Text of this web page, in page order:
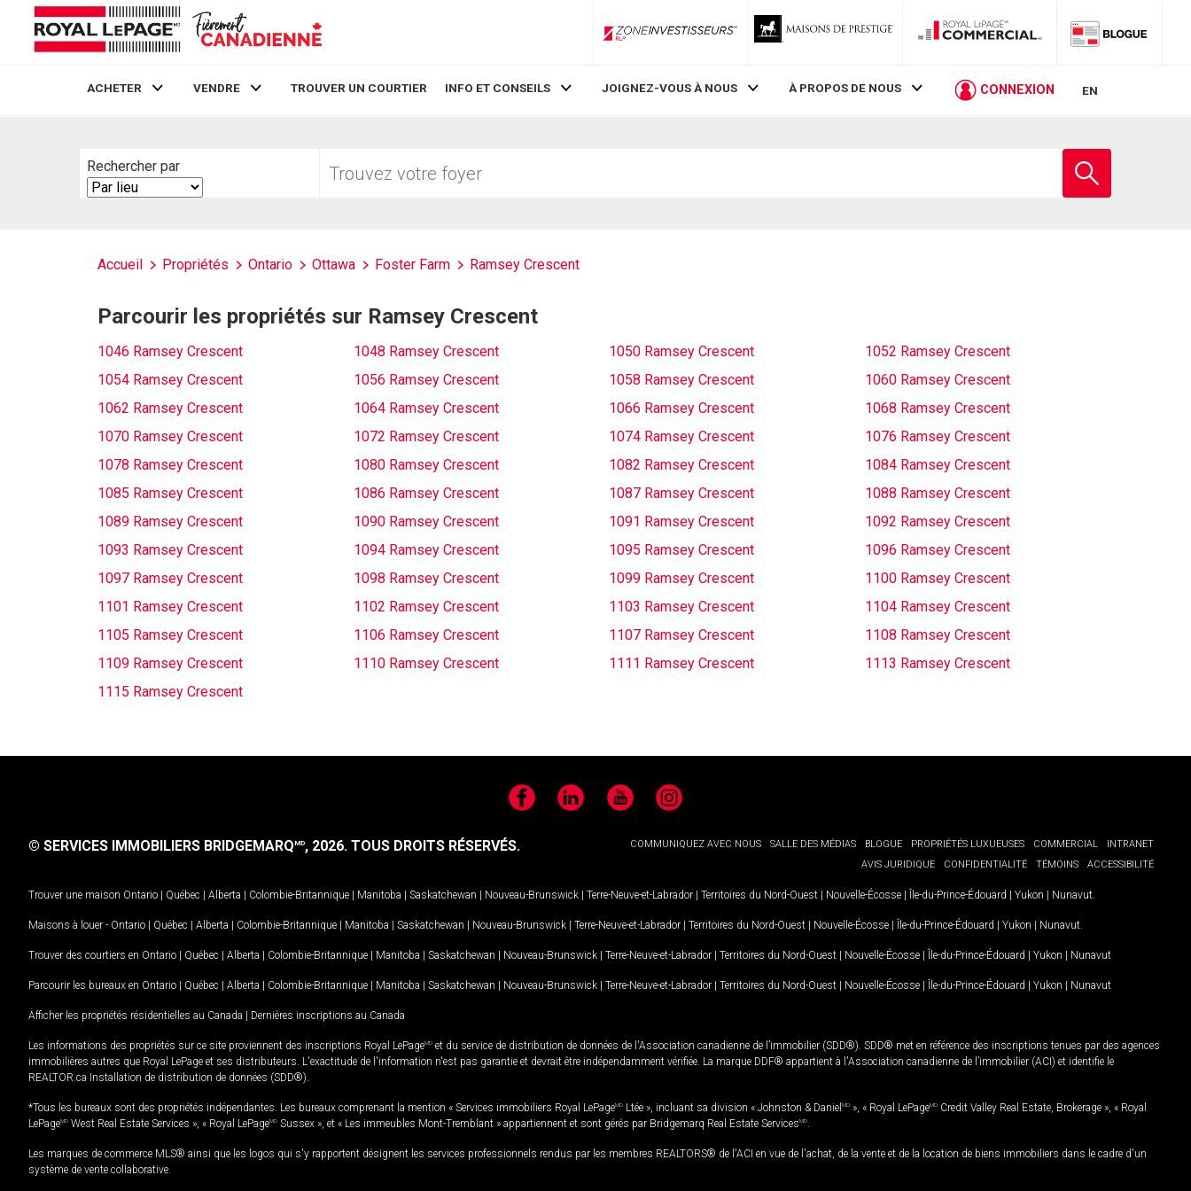
ZoneInvestisseurs RLP
ACHETER VENDRE TROUVER UN COURTIER INFO ET CONSEILS JOIGNEZ-VOUS À NOUS À PROPOS DE NOUS CONNEXION EN
Rechercher par
Search
By
votre
Accueil Propriétés Ontario Ottawa Foster Farm Ramsey Crescent
Parcourir les propriétés sur Ramsey Crescent
1046 Ramsey Crescent 1048 Ramsey Crescent 1050 Ramsey Crescent
1052 Ramsey Crescent
1054 Ramsey Crescent
1056 Ramsey Crescent 1058 Ramsey Crescent
1060 Ramsey Crescent
1062 Ramsey Crescent
1064 Ramsey Crescent 1066 Ramsey Crescent
1068 Ramsey Crescent
1070 Ramsey Crescent
1072 Ramsey Crescent 1074 Ramsey Crescent
1076 Ramsey Crescent
1078 Ramsey Crescent
1080 Ramsey Crescent 1082 Ramsey Crescent
1084 Ramsey Crescent
1085 Ramsey Crescent
1086 Ramsey Crescent 1087 Ramsey Crescent
1088 Ramsey Crescent
1089 Ramsey Crescent
1090 Ramsey Crescent 1091 Ramsey Crescent
1092 Ramsey Crescent
1093 Ramsey Crescent
1094 Ramsey Crescent 1095 Ramsey Crescent
1096 Ramsey Crescent
1097 Ramsey Crescent
1098 Ramsey Crescent 1099 Ramsey Crescent
1100 Ramsey Crescent
1101 Ramsey Crescent
1102 Ramsey Crescent 1103 Ramsey Crescent
1104 Ramsey Crescent
1105 Ramsey Crescent
1106 Ramsey Crescent 1107 Ramsey Crescent
1108 Ramsey Crescent
1109 Ramsey Crescent
1110 Ramsey Crescent 1111 Ramsey Crescent
1113 Ramsey Crescent
1115 Ramsey Crescent
FacebookLinkedIn YouTubeInstagram
COMMUNIQUEZ AVEC NOUS SALLE DES MÉDIAS BLOGUE PROPRIÉTÉS LUXUEUSES COMMERCIAL
INTRANET
AVIS JURIDIQUE
CONFIDENTIALITÉ TÉMOINS ACCESSIBILITÉ
© SERVICES IMMOBILIERS BRIDGEMARQMD, 2026. TOUS DROITS RÉSERVÉS.
Trouver une maison Ontario | Québec | Alberta | Colombie-Britannique | Manitoba | Saskatchewan | Nouveau-Brunswick | Terre-Neuve-et-Labrador | Territoires du Nord-Ouest | Nouvelle-Écosse | Île-du-Prince-Édouard | Yukon | Nunavut
Maisons à louer - Ontario | Québec | Alberta | Colombie-Britannique | Manitoba | Saskatchewan | Nouveau-Brunswick | Terre-Neuve-et-Labrador | Territoires du Nord-Ouest | Nouvelle-Écosse | Île-du-Prince-Édouard | Yukon | Nunavut
Trouver des courtiers en Ontario | Québec | Alberta | Colombie-Britannique | Manitoba | Saskatchewan | Nouveau-Brunswick | Terre-Neuve-et-Labrador | Territoires du Nord-Ouest | Nouvelle-Écosse | Île-du-Prince-Édouard | Yukon | Nunavut
Parcourir les bureaux en Ontario | Québec | Alberta | Colombie-Britannique | Manitoba | Saskatchewan | Nouveau-Brunswick | Terre-Neuve-et-Labrador | Territoires du Nord-Ouest | Nouvelle-Écosse | Île-du-Prince-Édouard | Yukon | Nunavut
Afficher les propriétés résidentielles au Canada | Dernières inscriptions au Canada
Les informations des propriétés sur ce site proviennent des inscriptions Royal LePageMD et du service de distribution de données de l'Association canadienne de l’immobilier (SDD®). SDD® met en référence des inscriptions tenues par des agences
immobilières autres que Royal LePage et ses distributeurs. L'exactitude de l'information n'est pas garantie et devrait être indépendamment vérifiée. La marque DDF® appartient à l'Association canadienne de l’immobilier (ACI) et identifie le
REALTOR.ca Installation de distribution de données (SDD®).
*Tous les bureaux sont des propriétés indépendantes. Les bureaux comprenant la mention « Services immobiliers Royal LePageMD Ltée », incluant sa division « Johnston & Daniel MD », « Royal LePageMD Credit Valley Real Estate, Brokerage », « Royal
LePageMD West Real Estate Services », « Royal LePageMD Sussex », et « Les immeubles Mont-Tremblant » appartiennent et sont gérés par Bridgemarq Real Estate ServicesMD
Les marques de commerce MLS® ainsi que les logos qui s'y rapportent désignent les services professionnels rendus par les membres REALTORS® de l'ACI en vue de l'achat, de la vente et de la location de biens immobiliers dans le cadre d'un
système de vente collaborative.